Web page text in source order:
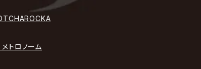
トロノーム